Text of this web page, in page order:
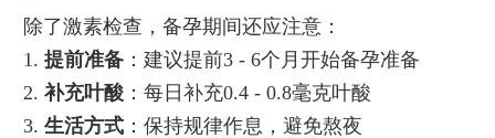
除了激素检查，备孕期间还应注意：
1. 提前准备：建议提前3 - 6个月开始备孕准备
2. 补充叶酸：每日补充0.4 - 0.8毫克叶酸
3. 生活方式：保持规律作息，避免熬夜